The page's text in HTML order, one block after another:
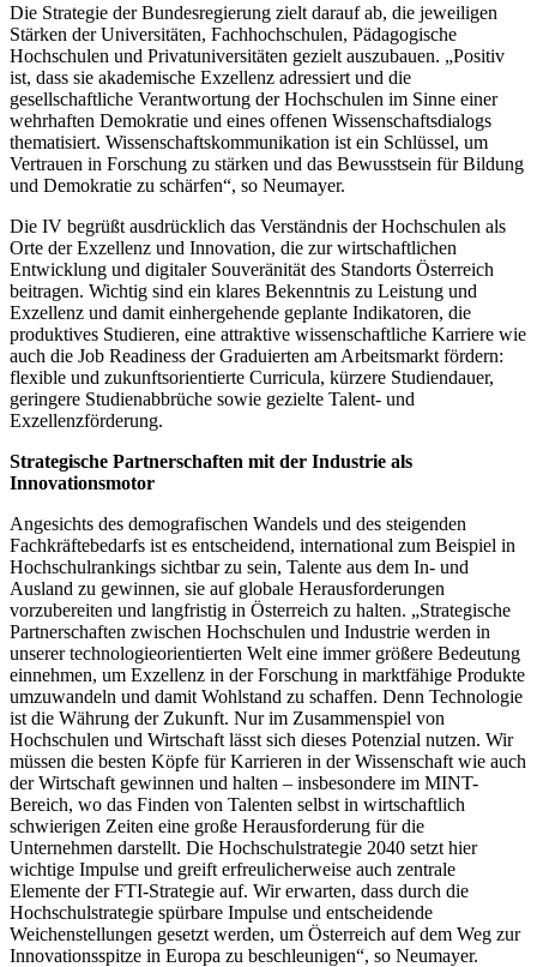
Die Strategie der Bundesregierung zielt darauf ab, die jeweiligen
Stärken der Universitäten, Fachhochschulen, Pädagogische
Hochschulen und Privatuniversitäten gezielt auszubauen. „Positiv
ist, dass sie akademische Exzellenz adressiert und die
gesellschaftliche Verantwortung der Hochschulen im Sinne einer
wehrhaften Demokratie und eines offenen Wissenschaftsdialogs
thematisiert. Wissenschaftskommunikation ist ein Schlüssel, um
Vertrauen in Forschung zu stärken und das Bewusstsein für Bildung
und Demokratie zu schärfen“, so Neumayer.
Die IV begrüßt ausdrücklich das Verständnis der Hochschulen als
Orte der Exzellenz und Innovation, die zur wirtschaftlichen
Entwicklung und digitaler Souveränität des Standorts Österreich
beitragen. Wichtig sind ein klares Bekenntnis zu Leistung und
Exzellenz und damit einhergehende geplante Indikatoren, die
produktives Studieren, eine attraktive wissenschaftliche Karriere wie
auch die Job Readiness der Graduierten am Arbeitsmarkt fördern:
flexible und zukunftsorientierte Curricula, kürzere Studiendauer,
geringere Studienabbrüche sowie gezielte Talent- und
Exzellenzförderung.
Strategische Partnerschaften mit der Industrie als
Innovationsmotor
Angesichts des demografischen Wandels und des steigenden
Fachkräftebedarfs ist es entscheidend, international zum Beispiel in
Hochschulrankings sichtbar zu sein, Talente aus dem In- und
Ausland zu gewinnen, sie auf globale Herausforderungen
vorzubereiten und langfristig in Österreich zu halten. „Strategische
Partnerschaften zwischen Hochschulen und Industrie werden in
unserer technologieorientierten Welt eine immer größere Bedeutung
einnehmen, um Exzellenz in der Forschung in marktfähige Produkte
umzuwandeln und damit Wohlstand zu schaffen. Denn Technologie
ist die Währung der Zukunft. Nur im Zusammenspiel von
Hochschulen und Wirtschaft lässt sich dieses Potenzial nutzen. Wir
müssen die besten Köpfe für Karrieren in der Wissenschaft wie auch
der Wirtschaft gewinnen und halten – insbesondere im MINT-
Bereich, wo das Finden von Talenten selbst in wirtschaftlich
schwierigen Zeiten eine große Herausforderung für die
Unternehmen darstellt. Die Hochschulstrategie 2040 setzt hier
wichtige Impulse und greift erfreulicherweise auch zentrale
Elemente der FTI-Strategie auf. Wir erwarten, dass durch die
Hochschulstrategie spürbare Impulse und entscheidende
Weichenstellungen gesetzt werden, um Österreich auf dem Weg zur
Innovationsspitze in Europa zu beschleunigen“, so Neumayer.